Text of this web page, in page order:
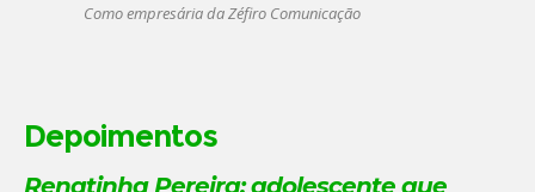
Como empresária da Zéfiro Comunicação
Depoimentos
Renatinha Pereira: adolescente que